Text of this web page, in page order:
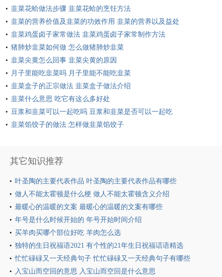
韭菜花蛤做法步骤 韭菜花蛤的烹饪方法
韭菜的营养价值及韭菜的功效作用 韭菜的营养以及益处
韭菜鸡蛋卤子家常做法 韭菜鸡蛋卤子家常制作方法
猪肺炒韭菜如何做 怎么做猪肺炒韭菜
韭菜尖黄怎么回事 韭菜尖黄的原因
月子里能吃韭菜吗 月子里能不能吃韭菜
韭菜盒子的正宗做法 韭菜盒子做法介绍
韭菜什么意思 吃它有这么多好处
豆浆和韭菜可以一起吃吗 豆浆和韭菜是否可以一起吃
韭菜馅饺子的做法 怎样做韭菜馅饺子
其它知识推荐
叶圣陶的主要代表作品 叶圣陶的主要代表作品有哪些
做人不能太霍顿是什么梗 做人不能太霍顿含义介绍
最暖心的温暖的文案 最暖心的温暖的文案有哪些
年号是什么时候开始的 年号开始时间介绍
买羊肉买哪个部位好吃 羊肉怎么选
独特的生日祝福语2021 有个性的21年生日祝福话语精选
忙忙碌碌又一天经典句子 忙忙碌碌又一天经典句子有哪些
入宝山而空回的意思 入宝山而空回是什么意思